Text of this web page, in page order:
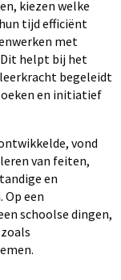
kiezen welke
tijd efficiënt
met
Dit helpt bij het
begeleidt
en initiatief
vond
van feiten,
en
een
schoolse dingen,